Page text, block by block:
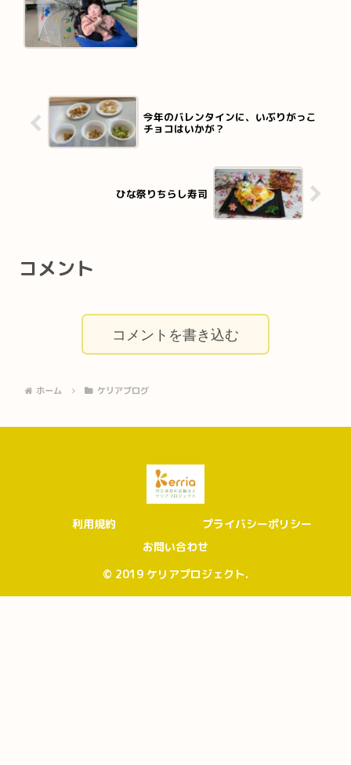
今年のバレンタインに、いぶりがっこ
チョコはいかが？
ひな祭りちらし寿司
コメント
コメントを書き込む
ホーム ケリアブログ
利用規約
プライバシーポリシー
お問い合わせ
© 2019 ケリアプロジェクト.